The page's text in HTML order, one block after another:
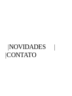
NOVIDADES
CONTATO